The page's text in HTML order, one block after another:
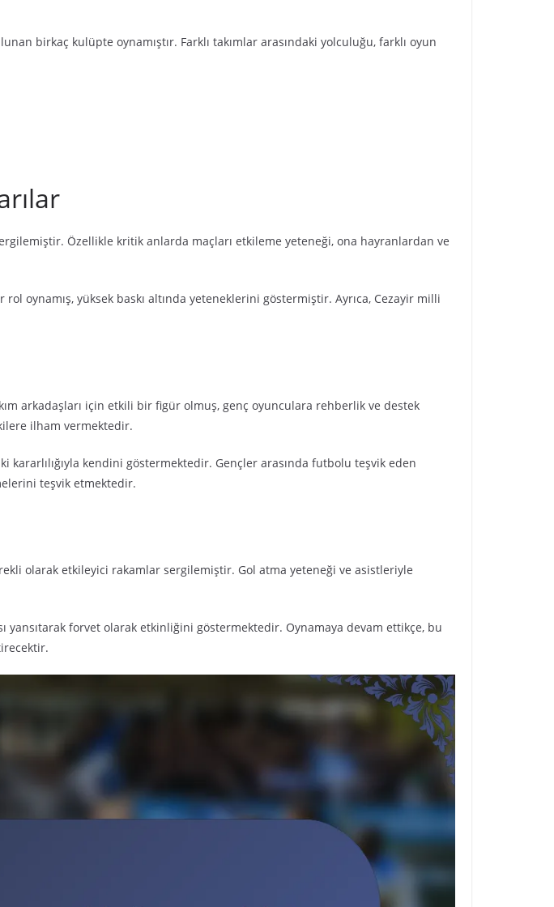
birkaç kulüpte oynamıştır. Farklı takımlar arasındaki yolculuğu, farklı oyun
Özellikle kritik anlarda maçları etkileme yeteneği, ona hayranlardan ve
oynamış, yüksek baskı altında yeteneklerini göstermiştir. Ayrıca, Cezayir milli
arkadaşları için etkili bir figür olmuş, genç oyunculara rehberlik ve destek
ilham vermektedir.
kararlılığıyla kendini göstermektedir. Gençler arasında futbolu teşvik eden
teşvik etmektedir.
olarak etkileyici rakamlar sergilemiştir. Gol atma yeteneği ve asistleriyle
forvet olarak etkinliğini göstermektedir. Oynamaya devam ettikçe, bu